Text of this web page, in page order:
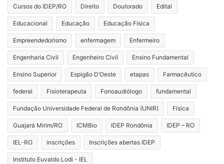
Cursos do IDEP/RO Direito Doutorado Edital
Educacional Educação Educação Física
Empreendedorismo enfermagem Enfermeiro
Engenharia Civil Engenheiro Civil Ensino Fundamental
Ensino Superior Espigão D’Oeste etapas Farmacêutico
federal Fisioterapeuta Fonoaudiólogo fundamental
Fundação Universidade Federal de Rondônia (UNIR) Física
Guajará Mirim/RO ICMBio IDEP Rondônia IDEP – RO
IEL-RO inscrições Inscrições abertas IDEP
Instituto Euvaldo Lodi - IEL